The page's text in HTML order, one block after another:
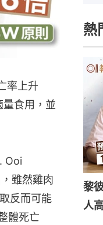
率上升
食用，並
Ooi
雖然雞肉
反而可能
體死亡
熱
黎
人